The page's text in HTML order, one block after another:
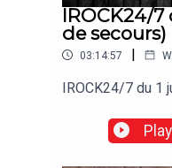
IROCK24/
de secours)
03:14:57 |
Play